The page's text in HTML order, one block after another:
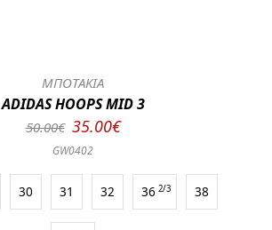
ΜΠΟΤΑΚΙΑ
ADIDAS HOOPS MID 3
50.00€ 35.00€
GW0402
30 31 32 36 2/3 38